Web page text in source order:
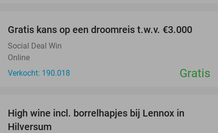
Gratis kans op een droomreis t.w.v. €3.000
Social Deal Win
Online
Verkocht: 190.018
Gratis
High wine incl. borrelhapjes bij Lennox in
Hilversum